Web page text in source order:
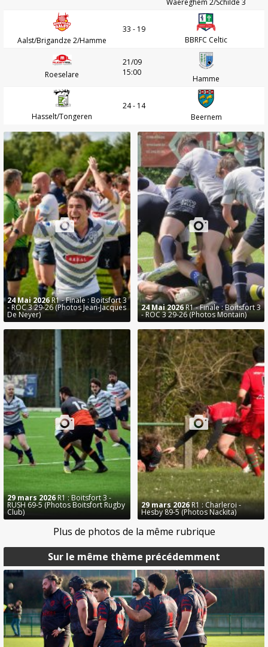
Sur le même thème précédemment
Aalst/Brigandze 2/Hamme
33 - 19
BBRFC Celtic
Roeselare
21/09
15:00
Hamme
Hasselt/Tongeren
24 - 14
Beernem
24 Mai 2026R1 - Finale : Boitsfort 3
- ROC 3 29-26 (Photos Jean-Jacques
De Neyer)
24 Mai 2026R1 - Finale : Boitsfort 3
- ROC 3 29-26 (Photos Montain)
29 mars 2026R1 : Boitsfort 3 -
RUSH 69-5 (Photos Boitsfort Rugby
Club)
29 mars 2026R1 : Charleroi -
Hesby 89-5 (Photos Nackita)
Plus de photos de la même rubrique